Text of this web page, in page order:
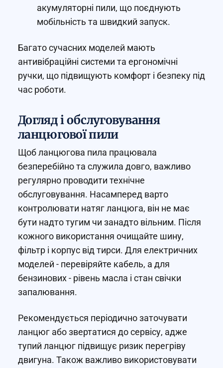
акумуляторні пили, що поєднують
мобільність та швидкий запуск.
Багато сучасних моделей мають
антивібраційні системи та ергономічні
ручки, що підвищують комфорт і безпеку під
час роботи.
Догляд і обслуговування
ланцюгової пили
Щоб ланцюгова пила працювала
безперебійно та служила довго, важливо
регулярно проводити технічне
обслуговування. Насамперед варто
контролювати натяг ланцюга, він не має
бути надто тугим чи занадто вільним. Після
кожного використання очищайте шину,
фільтр і корпус від тирси. Для електричних
моделей - перевіряйте кабель, а для
бензинових - рівень масла і стан свічки
запалювання.
Рекомендується періодично заточувати
ланцюг або звертатися до сервісу, адже
тупий ланцюг підвищує ризик перегріву
двигуна. Також важливо використовувати